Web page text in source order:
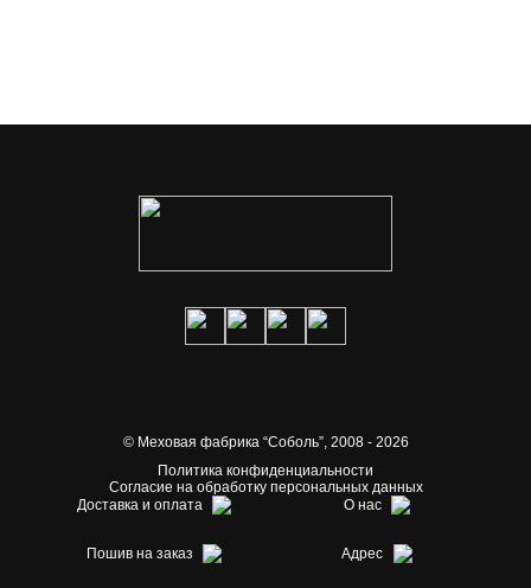
© Меховая фабрика “Соболь”,2008 - 2026
Политика конфиденциальности
Согласие на обработку персональных данных
Доставка и оплата
О нас
Пошив на заказ Адрес